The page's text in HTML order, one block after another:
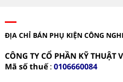
ĐỊA CHỈ BÁN PHỤ KIỆN CÔNG
CÔNG TY CỔ PHẦN KỸ THUẬT
Mã số thuế: 0106660084